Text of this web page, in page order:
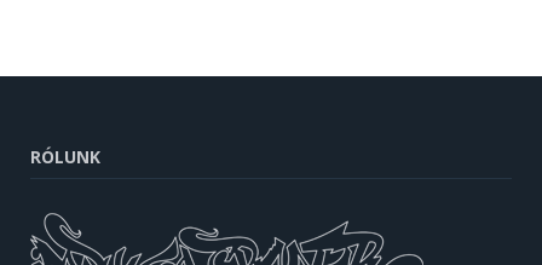
RÓLUNK